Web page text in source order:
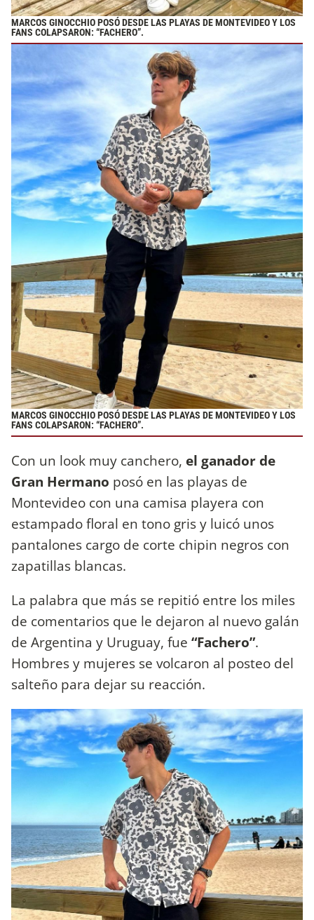
MARCOS GINOCCHIO POSÓ DESDE LAS PLAYAS DE MONTEVIDEO Y LOS
FANS COLAPSARON: “FACHERO”.
MARCOS GINOCCHIO POSÓ DESDE LAS PLAYAS DE MONTEVIDEO Y LOS
FANS COLAPSARON: “FACHERO”.
Con un look muy canchero, el ganador de
Gran Hermano posó en las playas de
Montevideo con una camisa playera con
estampado floral en tono gris y luicó unos
pantalones cargo de corte chipin negros con
zapatillas blancas.
La palabra que más se repitió entre los miles
de comentarios que le dejaron al nuevo galán
de Argentina y Uruguay, fue “Fachero”.
Hombres y mujeres se volcaron al posteo del
salteño para dejar su reacción.